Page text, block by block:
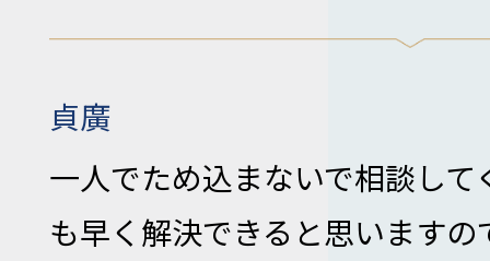
貞廣
一人でため込まないで相談し
も早く解決できると思います